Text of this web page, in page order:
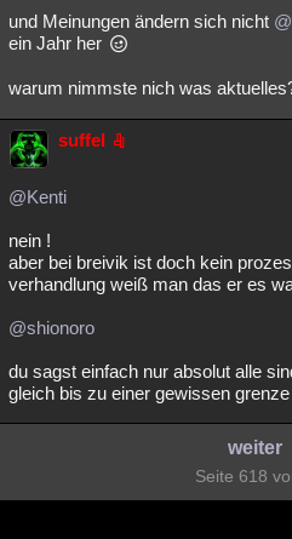
und Meinungen ändern sich nicht
ein Jahr her
warum nimmste nich was
suffel
@Kenti
nein !
aber bei breivik ist doch kein
verhandlung weiß man das er es
@shionoro
du sagst einfach nur absolut alle
gleich bis zu einer gewissen grenze
weiter
Seite 618